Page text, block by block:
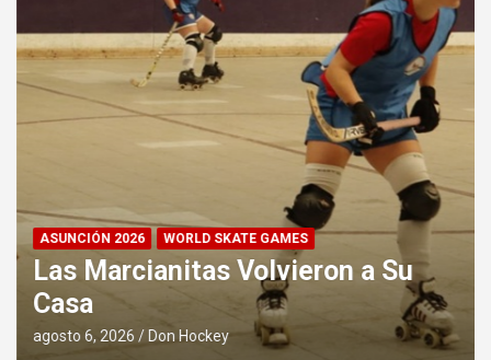
ASUNCIÓN 2026 WORLD SKATE GAMES
Las Marcianitas Volvieron a Su
Casa
agosto 6, 2026 Don Hockey